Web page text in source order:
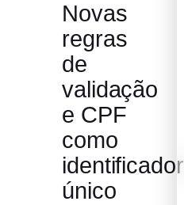
Novas
regras
de
validação
e CPF
como
identificador
único